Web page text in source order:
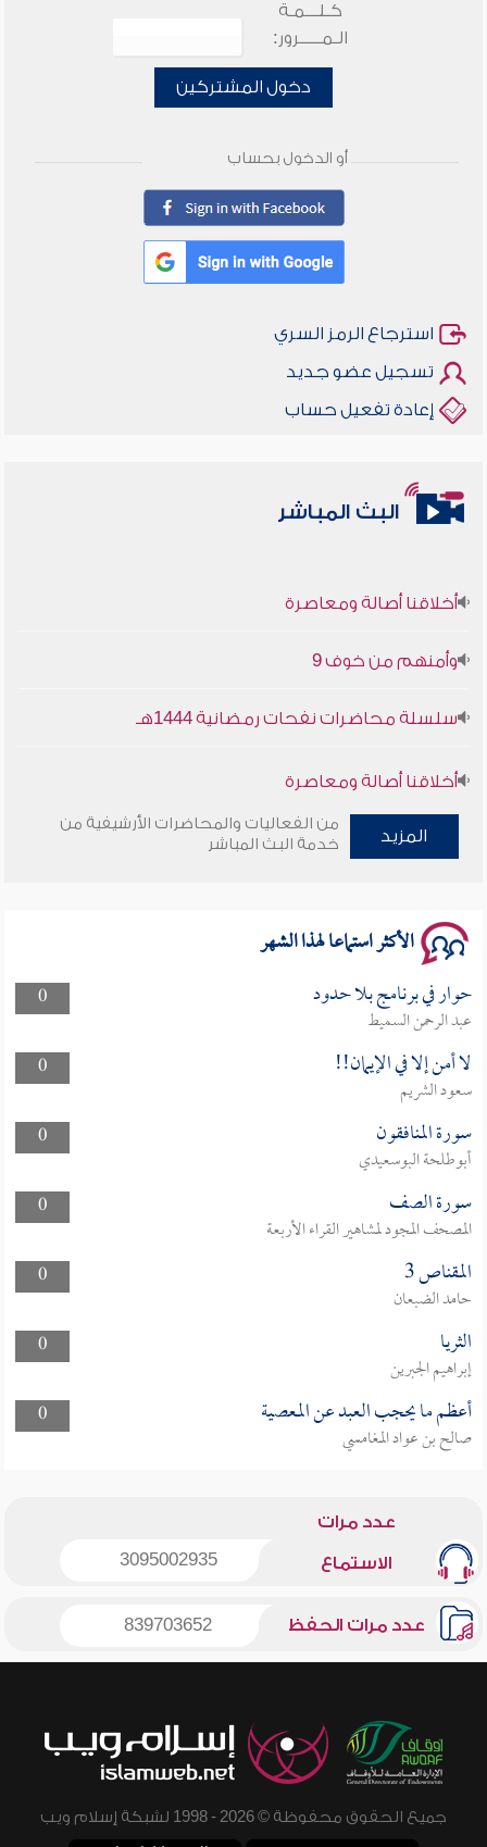
كـلـــمـة
الـمـــــرور:
دخول المشتركين
أو الدخول بحساب
استرجاع الرمز السري
تسجيل عضو جديد
إعادة تفعيل حساب
البث المباشر
أخلاقنا أصالة ومعاصرة
وأمنهم من خوف 9
سلسلة محاضرات نفحات رمضانية 1444هـ
أخلاقنا أصالة ومعاصرة
وأمنهم من خوف 9
المزيد
من الفعاليات والمحاضرات الأرشيفية من
خدمة البث المباشر
الأكثر استماعا لهذا الشهر
0 حوار في برنامج بلا حدود
عبد الرحمن السميط
0
لا أمن إلا في الإيمان!!
سعود الشريم
0
سورة المنافقون
أبوطلحة البوسعيدي
0
سورة الصف
المصحف المجود لمشاهير القراء الأربعة
0
المقناص 3
حامد الضبعان
0
الثريا
إبراهيم الجبرين
0
أعظم ما يحجب العبد عن المعصية
صالح بن عواد المغامسي
عدد مرات
الاستماع 3095002935
عدد مرات الحفظ 839703652
جميع الحقوق محفوظة © 2026 - 1998 لشبكة إسلام ويب